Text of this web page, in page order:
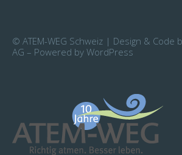
© ATEM-WEG Schweiz | Design & Code
AG – Powered by WordPress